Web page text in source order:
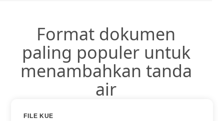
Format dokumen
paling populer untuk
menambahkan tanda
air
FILE KUE